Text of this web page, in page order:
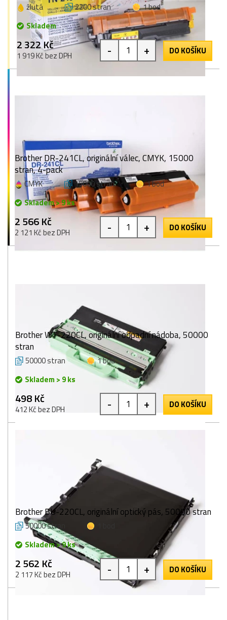
žlutá 2200 stran
1 bod
Skladem
2 322 Kč
1 919 Kč bez DPH - + DO KOŠÍKU
Brother DR-241CL, originální válec, CMYK, 15000
stran, 4-pack
CMYK 15000 stran
1 bod
Skladem > 9 ks
2 566 Kč
2 121 Kč bez DPH - + DO KOŠÍKU
Brother WT-220CL, originální odpadní nádoba, 50000
stran
50000 stran
1 bod
Skladem > 9 ks
498 Kč
412 Kč bez DPH - + DO KOŠÍKU
Brother BU-220CL, originální optický pás, 50000 stran
50000 stran
Skladem > 9 ks
2 562 Kč
2 117 Kč bez DPH - + DO KOŠÍKU